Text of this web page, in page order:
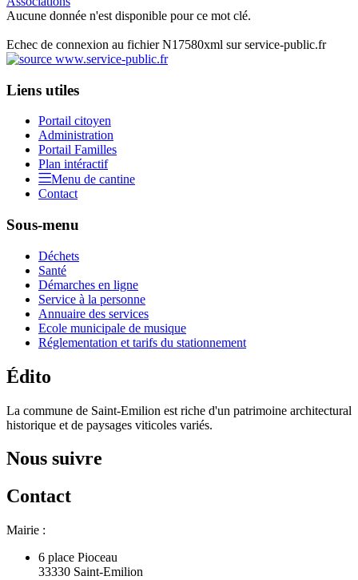
Aucune donnée n'est disponible pour ce mot clé.
Echec de connexion au fichier N17580xml sur service-public.fr
Liens utiles
Portail citoyen
Administration
Portail Familles
Plan intéractif
Menu de cantine
Contact
Sous-menu
Déchets
Santé
Démarches en ligne
Service à la personne
Annuaire des services
Ecole municipale de musique
Réglementation et tarifs du stationnement
Édito
La commune de Saint-Emilion est riche d'un patrimoine architectural
historique et de paysages viticoles variés.
Nous suivre
Contact
Mairie :
6 place Pioceau
33330 Saint-Emilion